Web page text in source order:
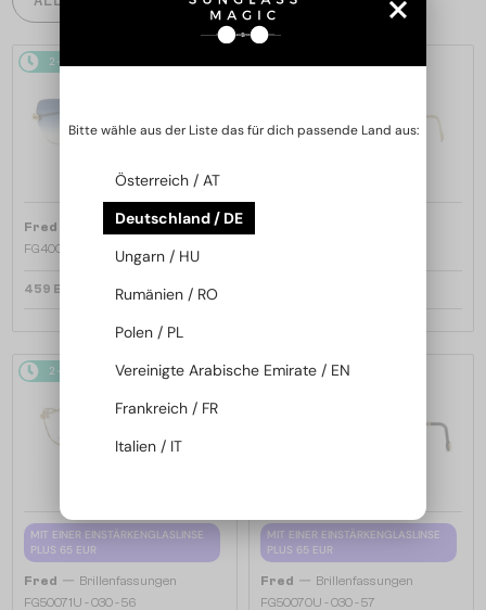
2-4 WERKTAGE
Fred
Sonnenbrillen
FG40066U - 30W - 60
459 EUR
2-4 WERKTAGE
MIT EINER EINSTÄRKENGLASLINSE
PLUS 65 EUR
Fred — Brillenfassungen
FG50071U - 030 - 56
2-4 WERKTAGE
MIT EINER EINSTÄRKENGLASLINSE
PLUS 65 EUR
Fred — Brillenfassungen
FG50070U - 030 - 57
Bitte wähle aus der Liste das für dich passende Land aus:
Österreich / AT
Deutschland / DE
Ungarn / HU
Rumänien / RO
Polen / PL
Vereinigte Arabische Emirate / EN
Frankreich / FR
Italien / IT